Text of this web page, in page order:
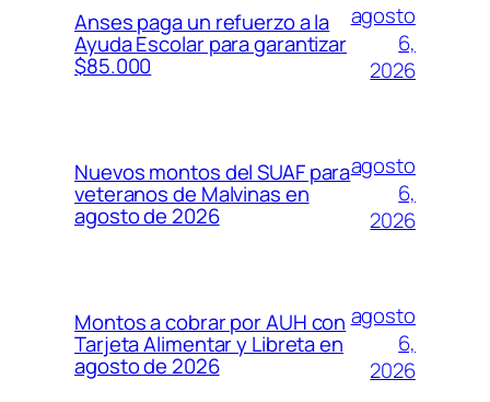
Anses paga un refuerzo a la
Ayuda Escolar para garantizar
$85.000
agosto
6,
2026
Nuevos montos del SUAF para
veteranos de Malvinas en
agosto de 2026
agosto
6,
2026
Montos a cobrar por AUH con
Tarjeta Alimentar y Libreta en
agosto de 2026
agosto
6,
2026